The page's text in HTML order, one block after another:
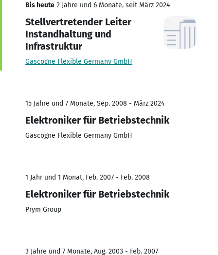
Bis heute 2 Jahre und 6 Monate, seit März 2024
Stellvertretender Leiter
Instandhaltung und
Infrastruktur
Gascogne Flexible Germany GmbH
15 Jahre und 7 Monate, Sep. 2008 - März 2024
Elektroniker für Betriebstechnik
Gascogne Flexible Germany GmbH
1 Jahr und 1 Monat, Feb. 2007 - Feb. 2008
Elektroniker für Betriebstechnik
Prym Group
3 Jahre und 7 Monate, Aug. 2003 - Feb. 2007